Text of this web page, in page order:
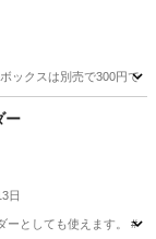
クスは別売で300円で
ハーバリウム
ー
日
ーとしても使えます。 #自